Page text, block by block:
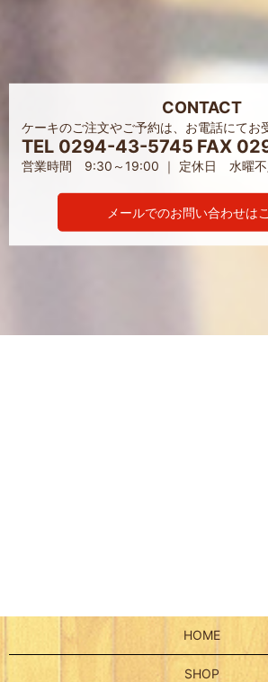
CONTACT
ケーキのご注文やご予約は、お電話にてお
TEL 0294-43-5745 FAX
営業時間 9:30～19:00 ｜ 定休日 水曜不
メールでのお問い合わせは
HOME
SHOP